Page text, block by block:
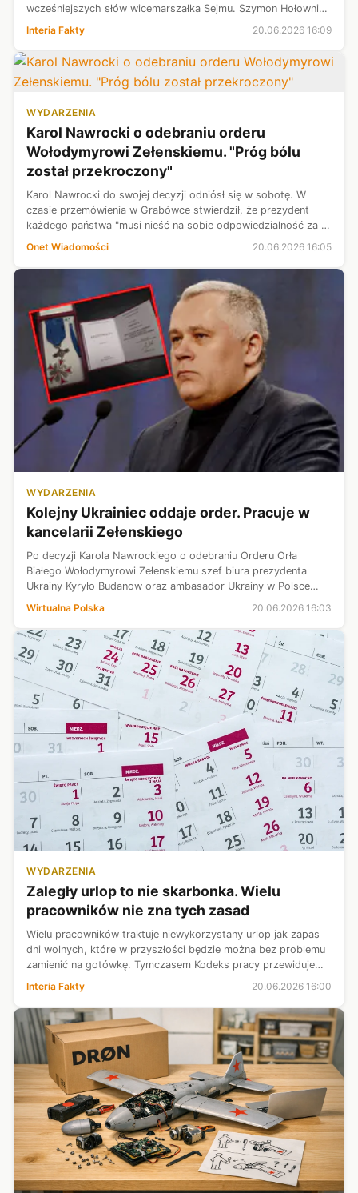
wcześniejszych słów wicemarszałka Sejmu. Szymon Hołownia
Nawrockiego w sprawie Orderu O...
Interia Fakty 20.06.2026 16:09
WYDARZENIA
Karol Nawrocki o odebraniu orderu
Wołodymyrowi Zełenskiemu. "Próg bólu
został przekroczony"
Karol Nawrocki do swojej decyzji odniósł się w sobotę. W
czasie przemówienia w Grabówce stwierdził, że prezydent
każdego państwa "musi nieść na sobie odpowiedzialność za to
co było, za to co jest dzisiaj i za to co będzie w przyszłości".
Onet Wiadomości 20.06.2026 16:05
WYDARZENIA
Kolejny Ukrainiec oddaje order. Pracuje w
kancelarii Zełenskiego
Po decyzji Karola Nawrockiego o odebraniu Orderu Orła
Białego Wołodymyrowi Zełenskiemu szef biura prezydenta
Ukrainy Kyryło Budanow oraz ambasador Ukrainy w Polsce
Wirtualna Polska 20.06.2026 16:03
WYDARZENIA
Zaległy urlop to nie skarbonka. Wielu
pracowników nie zna tych zasad
Wielu pracowników traktuje niewykorzystany urlop jak zapas
dni wolnych, które w przyszłości będzie można bez problemu
zamienić na gotówkę. Tymczasem Kodeks pracy przewiduje
takie rozwiązanie tylko w ściśle określonych sytuacjach.
Wyjaśniamy, kiedy pr...
Interia Fakty 20.06.2026 16:00